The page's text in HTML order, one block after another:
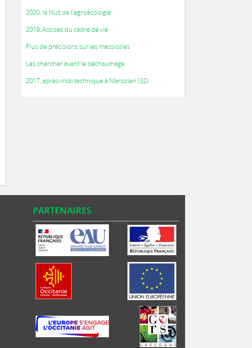
2020, la Nuit de l'agroécologie
2019, Assises du cadre de vie
Plus de précisions sur les messicoles
Les chercher avant le déchaumage
2017, après-midi technique à Marsolan (32)
PARTENAIRES